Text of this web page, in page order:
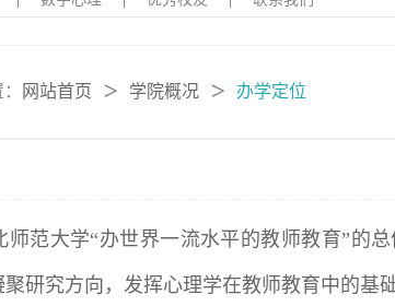
网站首页 ＞ 学院概况 ＞ 办学定位
师范大学“办世界一流水平的教师教育”的
聚研究方向，发挥心理学在教师教育中的基